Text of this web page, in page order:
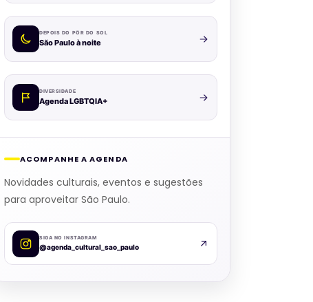
DEPOIS DO PÔR DO SOL
São Paulo à noite
DIVERSIDADE
Agenda LGBTQIA+
ACOMPANHE A AGENDA
Novidades culturais, eventos e sugestões
para aproveitar São Paulo.
SIGA NO INSTAGRAM
@agenda_cultural_sao_paulo